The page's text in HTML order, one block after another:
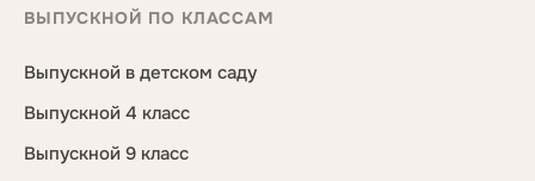
ВЫПУСКНОЙ ПО КЛАССАМ
Выпускной в детском саду
Выпускной 4 класс
Выпускной 9 класс